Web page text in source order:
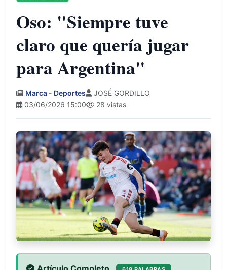
Oso: "Siempre tuve
claro que quería jugar
para Argentina"
Marca - Deportes
JOSÉ GORDILLO
03/06/2026 15:00
28 vistas